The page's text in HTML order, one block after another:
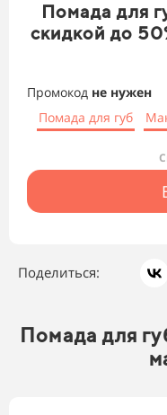
Помада для
скидкой до
Промокод не нужен
Помада для губ
Поделиться:
Помада для